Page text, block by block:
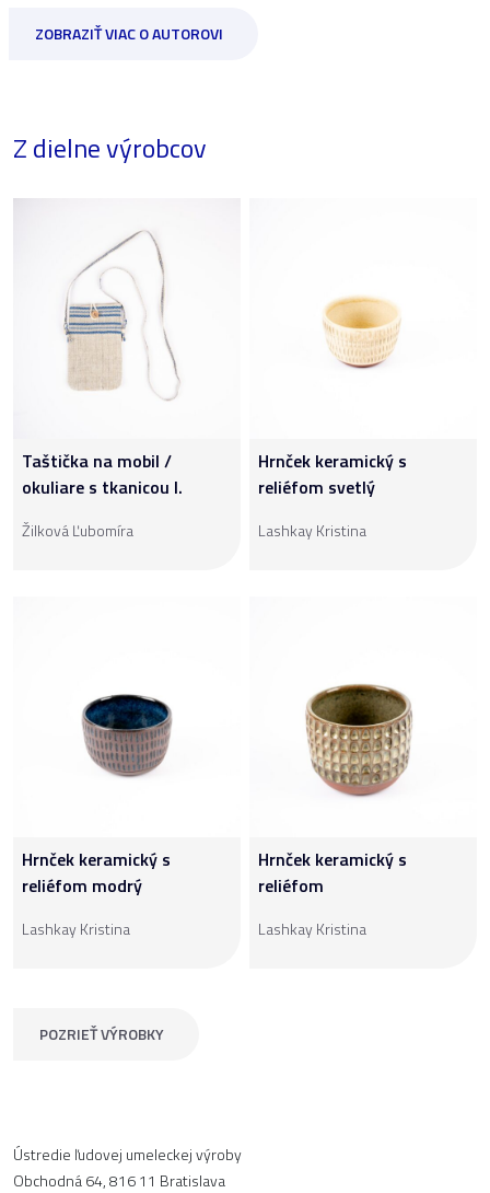
ZOBRAZIŤ VIAC O AUTOROVI
Z dielne výrobcov
Taštička na mobil /
okuliare s tkanicou I.
Žilková Ľubomíra
Hrnček keramický s
reliéfom svetlý
Lashkay Kristina
Hrnček keramický s
reliéfom modrý
Lashkay Kristina
Hrnček keramický s
reliéfom
Lashkay Kristina
POZRIEŤ VÝROBKY
Ústredie ľudovej umeleckej výroby
Obchodná 64, 816 11 Bratislava